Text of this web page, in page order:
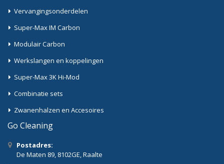
Vervangingsonderdelen
Super-Max IM Carbon
Modulair Carbon
Werkslangen en koppelingen
Super-Max 3K Hi-Mod
Combinatie sets
Zwanenhalzen en Accesoires
Go Cleaning
Postadres:
De Maten 89, 8102GE, Raalte